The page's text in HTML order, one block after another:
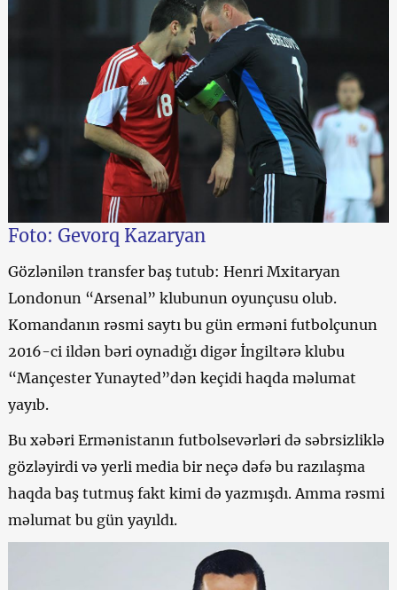
Foto: Gevorq Kazaryan
Gözlənilən transfer baş tutub: Henri Mxitaryan
Londonun “Arsenal” klubunun oyunçusu olub.
Komandanın rəsmi saytı bu gün erməni futbolçunun
2016-ci ildən bəri oynadığı digər İngiltərə klubu
“Mançester Yunayted”dən keçidi haqda məlumat
yayıb.
Bu xəbəri Ermənistanın futbolsevərləri də səbrsizliklə
gözləyirdi və yerli media bir neçə dəfə bu razılaşma
haqda baş tutmuş fakt kimi də yazmışdı. Amma rəsmi
məlumat bu gün yayıldı.